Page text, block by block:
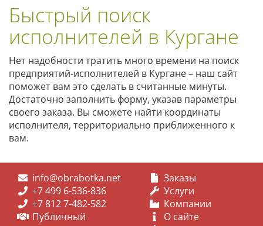
Быстрый поиск
исполнителей в Кургане
Нет надобности тратить много времени на поиск
предприятий-исполнителей в Кургане – наш сайт
поможет вам это сделать в считанные минуты.
Достаточно заполнить форму, указав параметры
своего заказа. Вы сможете найти координаты
исполнителя, территориально приближенного к
вам.
info@obrabotka.net
+7 499 6-536-836
+7 812 7-482-582
Публичный
Заказы
Услуги
Компании
О сайте